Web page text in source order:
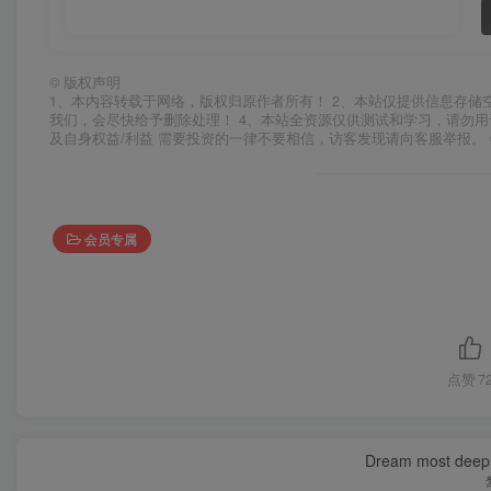
© 版权声明
1、本内容转载于网络，版权归原作者所有！ 2、本站仅提供信息存
我们，会尽快给予删除处理！ 4、本站全资源仅供测试和学习，请勿
及自身权益/利益 需要投资的一律不要相信，访客发现请向客服举报
会员专属
点赞
Dream most